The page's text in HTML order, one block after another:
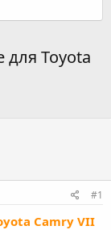
для Toyota
#1
Camry VII